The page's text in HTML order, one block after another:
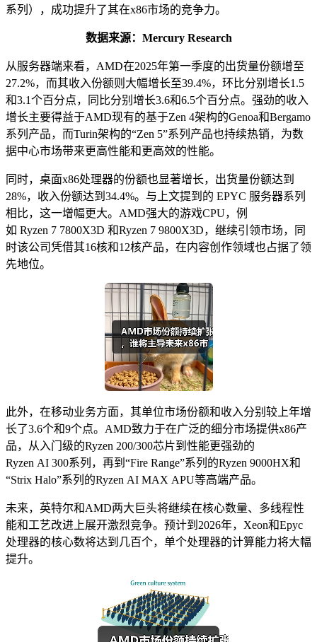
系列），成功提升了其在x86市场的竞争力。
数据来源： Mercury Research
从服务器端来看，AMD在2025年第一季度的出货量份额增至
27.2%，而其收入份额则大幅增长至39.4%，环比分别增长1.5
和3.1个百分点，同比分别增长3.6和6.5个百分点。强劲的收入
增长主要得益于AMD现有的基于Zen 4架构的Genoa和Bergamo
系列产品，而Turin架构的“Zen 5”系列产品也持续热销，为数
据中心市场带来更高性能和更高效的性能。
同时，桌面x86处理器的份额也显著增长，出货量份额达到
28%，收入份额达到34.4%。与上文提到的 EPYC 服务器系列
相比，这一增幅更​​大。AMD强大的游戏CPU，例
如 Ryzen 7 7800X3D 和Ryzen 7 9800X3D，继续引领市场，同
时该公司凭借其16核和12核产品，在内容创作领域也占据了领
先地位。
此外，在移动业务方面，其单位市场份额和收入分别较上年增
长了3.6个和9个点。AMD致力于在广泛的细分市场提供x86产
品，从入门级的Ryzen 200/300芯片到性能更强劲的
Ryzen AI 300系列，再到“Fire Range”系列的Ryzen 9000HX和
“Strix Halo”系列的Ryzen AI MAX APU等高端产品。
未来，英特尔和AMD两大巨头将继续在核心数量、多线程性
能和工艺改进上展开激烈竞争。预计到2026年，Xeon和Epyc
处理器的核心数将达到几百个，单个处理器的计算能力将大幅
提升。